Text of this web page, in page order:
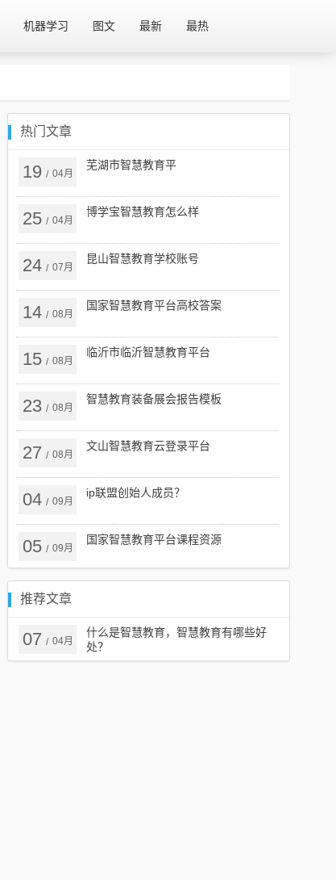
机器学习 图文 最新 最热
热门文章
19 / 04月
芜湖市智慧教育平
25 / 04月
博学宝智慧教育怎么样
24 / 07月
昆山智慧教育学校账号
14 / 08月
国家智慧教育平台高校答案
15 / 08月
临沂市临沂智慧教育平台
23 / 08月
智慧教育装备展会报告模板
27 / 08月
文山智慧教育云登录平台
04 / 09月
ip联盟创始人成员？
05 / 09月
国家智慧教育平台课程资源
推荐文章
07 / 04月
什么是智慧教育，智慧教育有哪些好
处？